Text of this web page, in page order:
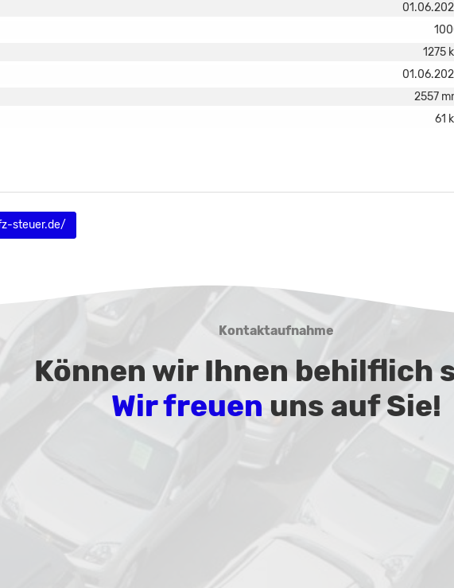
1275
2557
61
steuer.de/
Kontaktaufnahme
Können wir Ihnen behilflich
Wir freuen uns auf Sie!